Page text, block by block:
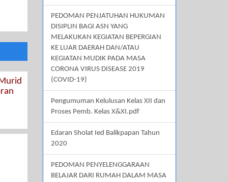
PEDOMAN PENJATUHAN HUKUMAN
DISIPLIN BAGI ASN YANG
MELAKUKAN KEGIATAN BEPERGIAN
KE LUAR DAERAH DAN/ATAU
KEGIATAN MUDIK PADA MASA
CORONA VIRUS DISEASE 2019
(COVID-19)
Pengumuman Kelulusan Kelas XII dan
Proses Pemb. Kelas X&XI.pdf
Edaran Sholat Ied Balikpapan Tahun
2020
PEDOMAN PENYELENGGARAAN
BELAJAR DARI RUMAH DALAM MASA